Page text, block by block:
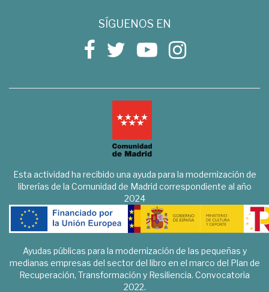
SÍGUENOS EN
Esta actividad ha recibido una ayuda para la modernización de
librerías de la Comunidad de Madrid correspondiente al año
2024
Ayudas públicas para la modernización de las pequeñas y
medianas empresas del sector del libro en el marco del Plan de
Recuperación, Transformación y Resiliencia. Convocatoria
2022.